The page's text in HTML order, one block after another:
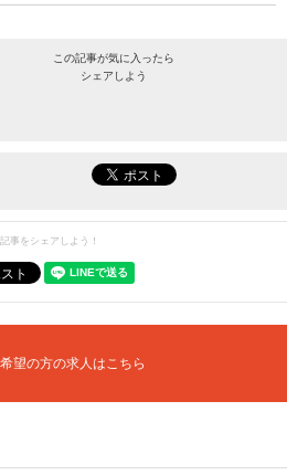
この記事が気に入ったら
シェアしよう
最新情報をお届けします。
事をシェアしよう！
望の方の求人はこちら